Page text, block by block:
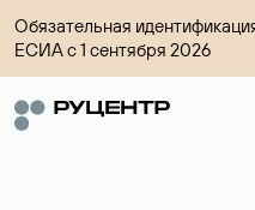
Обязательная
ЕСИА с 1 сентября 2026